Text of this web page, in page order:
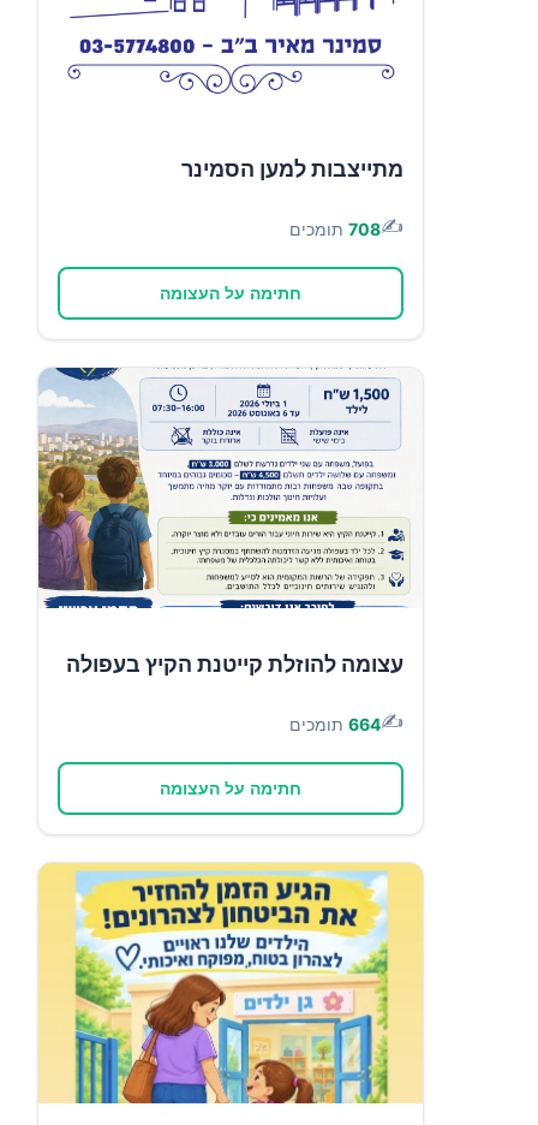
מתייצבות למען הסמינר
✍️
708 תומכים
חתימה על העצומה
עצומה להוזלת קייטנת הקיץ בעפולה
✍️
664 תומכים
חתימה על העצומה